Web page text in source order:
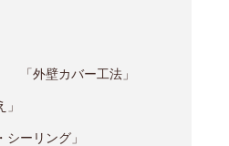
「外壁カバー工法」
シーリング」